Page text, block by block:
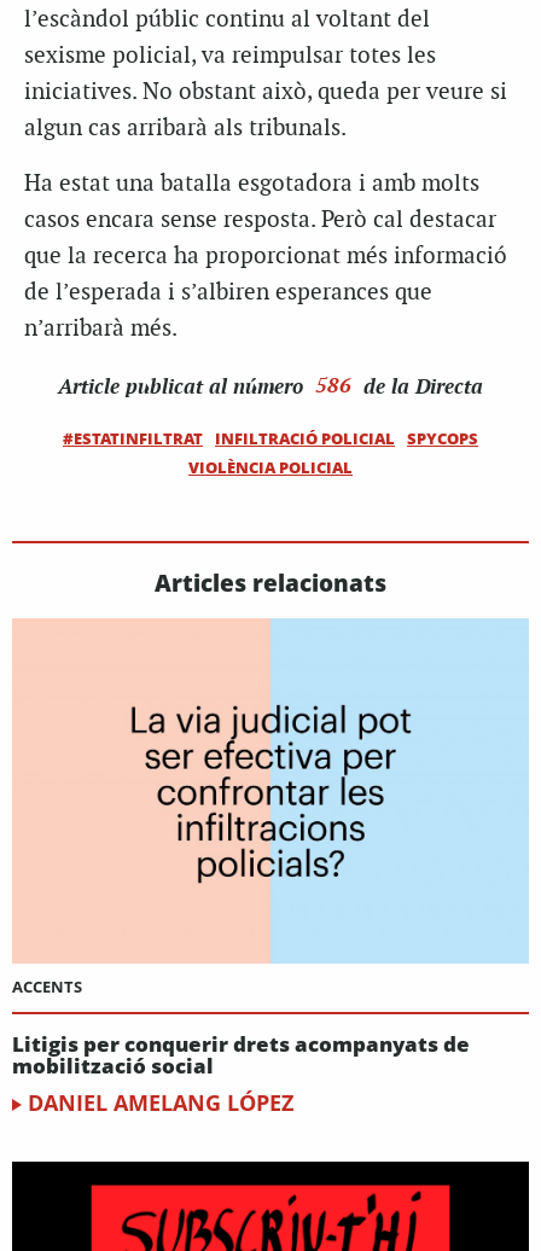
l’escàndol públic continu al voltant del
sexisme policial, va reimpulsar totes les
iniciatives. No obstant això, queda per veure si
algun cas arribarà als tribunals.
Ha estat una batalla esgotadora i amb molts
casos encara sense resposta. Però cal destacar
que la recerca ha proporcionat més informació
de l’esperada i s’albiren esperances que
n’arribarà més.
Article publicat al número 586 de la Directa
#ESTATINFILTRAT INFILTRACIÓ POLICIAL
SPYCOPS
VIOLÈNCIA POLICIAL
Articles relacionats
ACCENTS
Litigis per conquerir drets acompanyats de
mobilització social
DANIEL AMELANG LÓPEZ